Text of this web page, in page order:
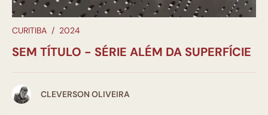
CURITIBA / 2024
SEM TÍTULO - SÉRIE ALÉM DA SUPERFÍCIE
CLEVERSON OLIVEIRA